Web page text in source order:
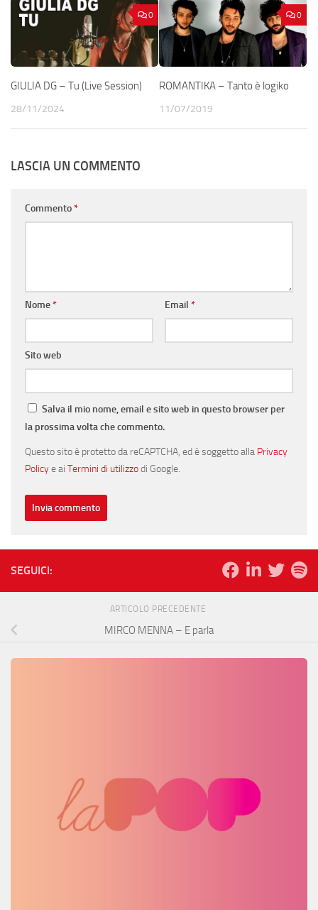
0
GIULIA DG – Tu (Live Session)
28/11/2024
0
ROMANTIKA – Tanto è logiko
11/07/2019
LASCIA UN COMMENTO
Commento*
Nome* Email *
Sito web
Salva il mio nome, email e sito web in questo browser per
la prossima volta che commento.
Questo sito è protetto da reCAPTCHA, ed è soggetto alla Privacy
Policye ai Termini di utilizzodi Google.
SEGUICI:
ARTICOLO PRECEDENTE
MIRCO MENNA – E parla